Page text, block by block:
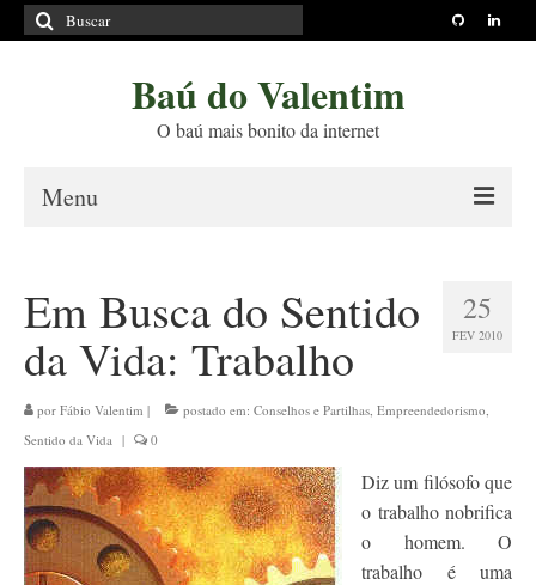
Buscar
por:
Baú do Valentim
O baú mais bonito da internet
Menu
Princípios Editoriais
Políticas e Termos
Livros
Blog
Contato
25
FEV 2010
Em Busca do Sentido
da Vida: Trabalho
por Fábio Valentim | postado em: Conselhos e Partilhas, Empreendedorismo,
Sentido da Vida | 0
Diz um filósofo que
o trabalho nobrifica
o homem. O
trabalho é uma